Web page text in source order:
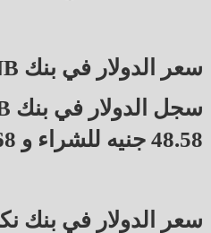
سعر الدولار في بنك QNB مصر
48.58 جنيه للشراء و 48.68 جنيه للبيع.
سعر الدولار في بنك